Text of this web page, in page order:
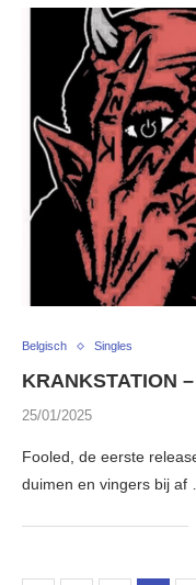
Belgisch Singles
KRANKSTATION
25/01/2025
Fooled, de eerste
duimen en vingers bij af